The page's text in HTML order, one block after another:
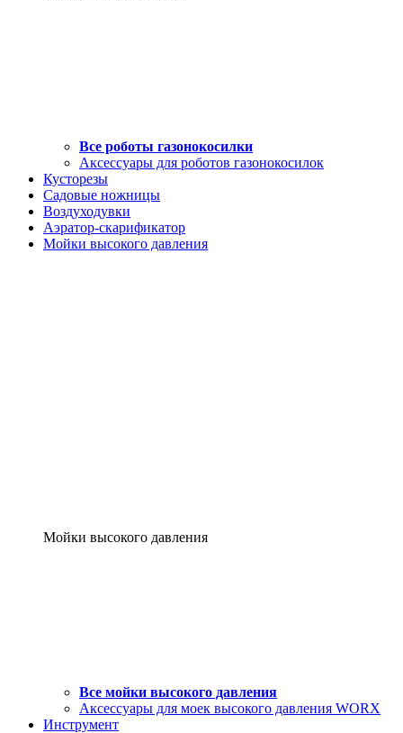
Все роботы газонокосилки
Аксессуары для роботов газонокосилок
Кусторезы
Садовые ножницы
Воздуходувки
Аэратор-скарификатор
Мойки высокого давления
Мойки высокого давления
Все мойки высокого давления
Аксессуары для моек высокого давления WORX
Инструмент